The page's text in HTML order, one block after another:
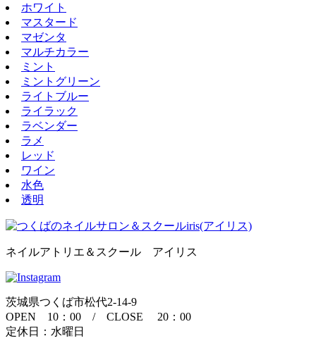
ホワイト
マスタード
マゼンタ
マルチカラー
ミント
ミントグリーン
ライトブルー
ライラック
ラベンダー
ラメ
レッド
ワイン
水色
透明
ネイルアトリエ＆スクール アイリス
茨城県つくば市松代2-14-9
OPEN 10：00 / CLOSE 20：00
定休日：水曜日